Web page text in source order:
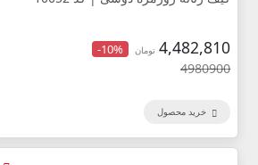
4,482,810 تومان -10%
4980900
خرید محصول